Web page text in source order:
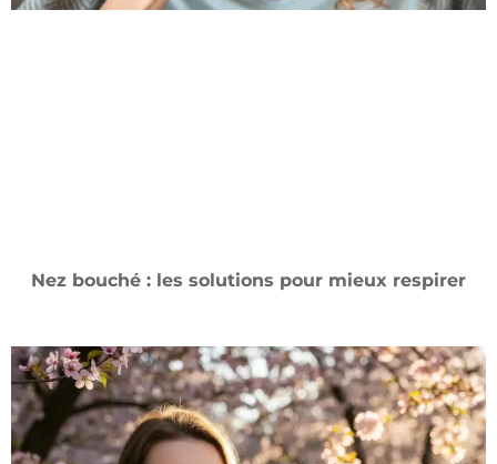
Nez bouché : les solutions pour mieux respirer